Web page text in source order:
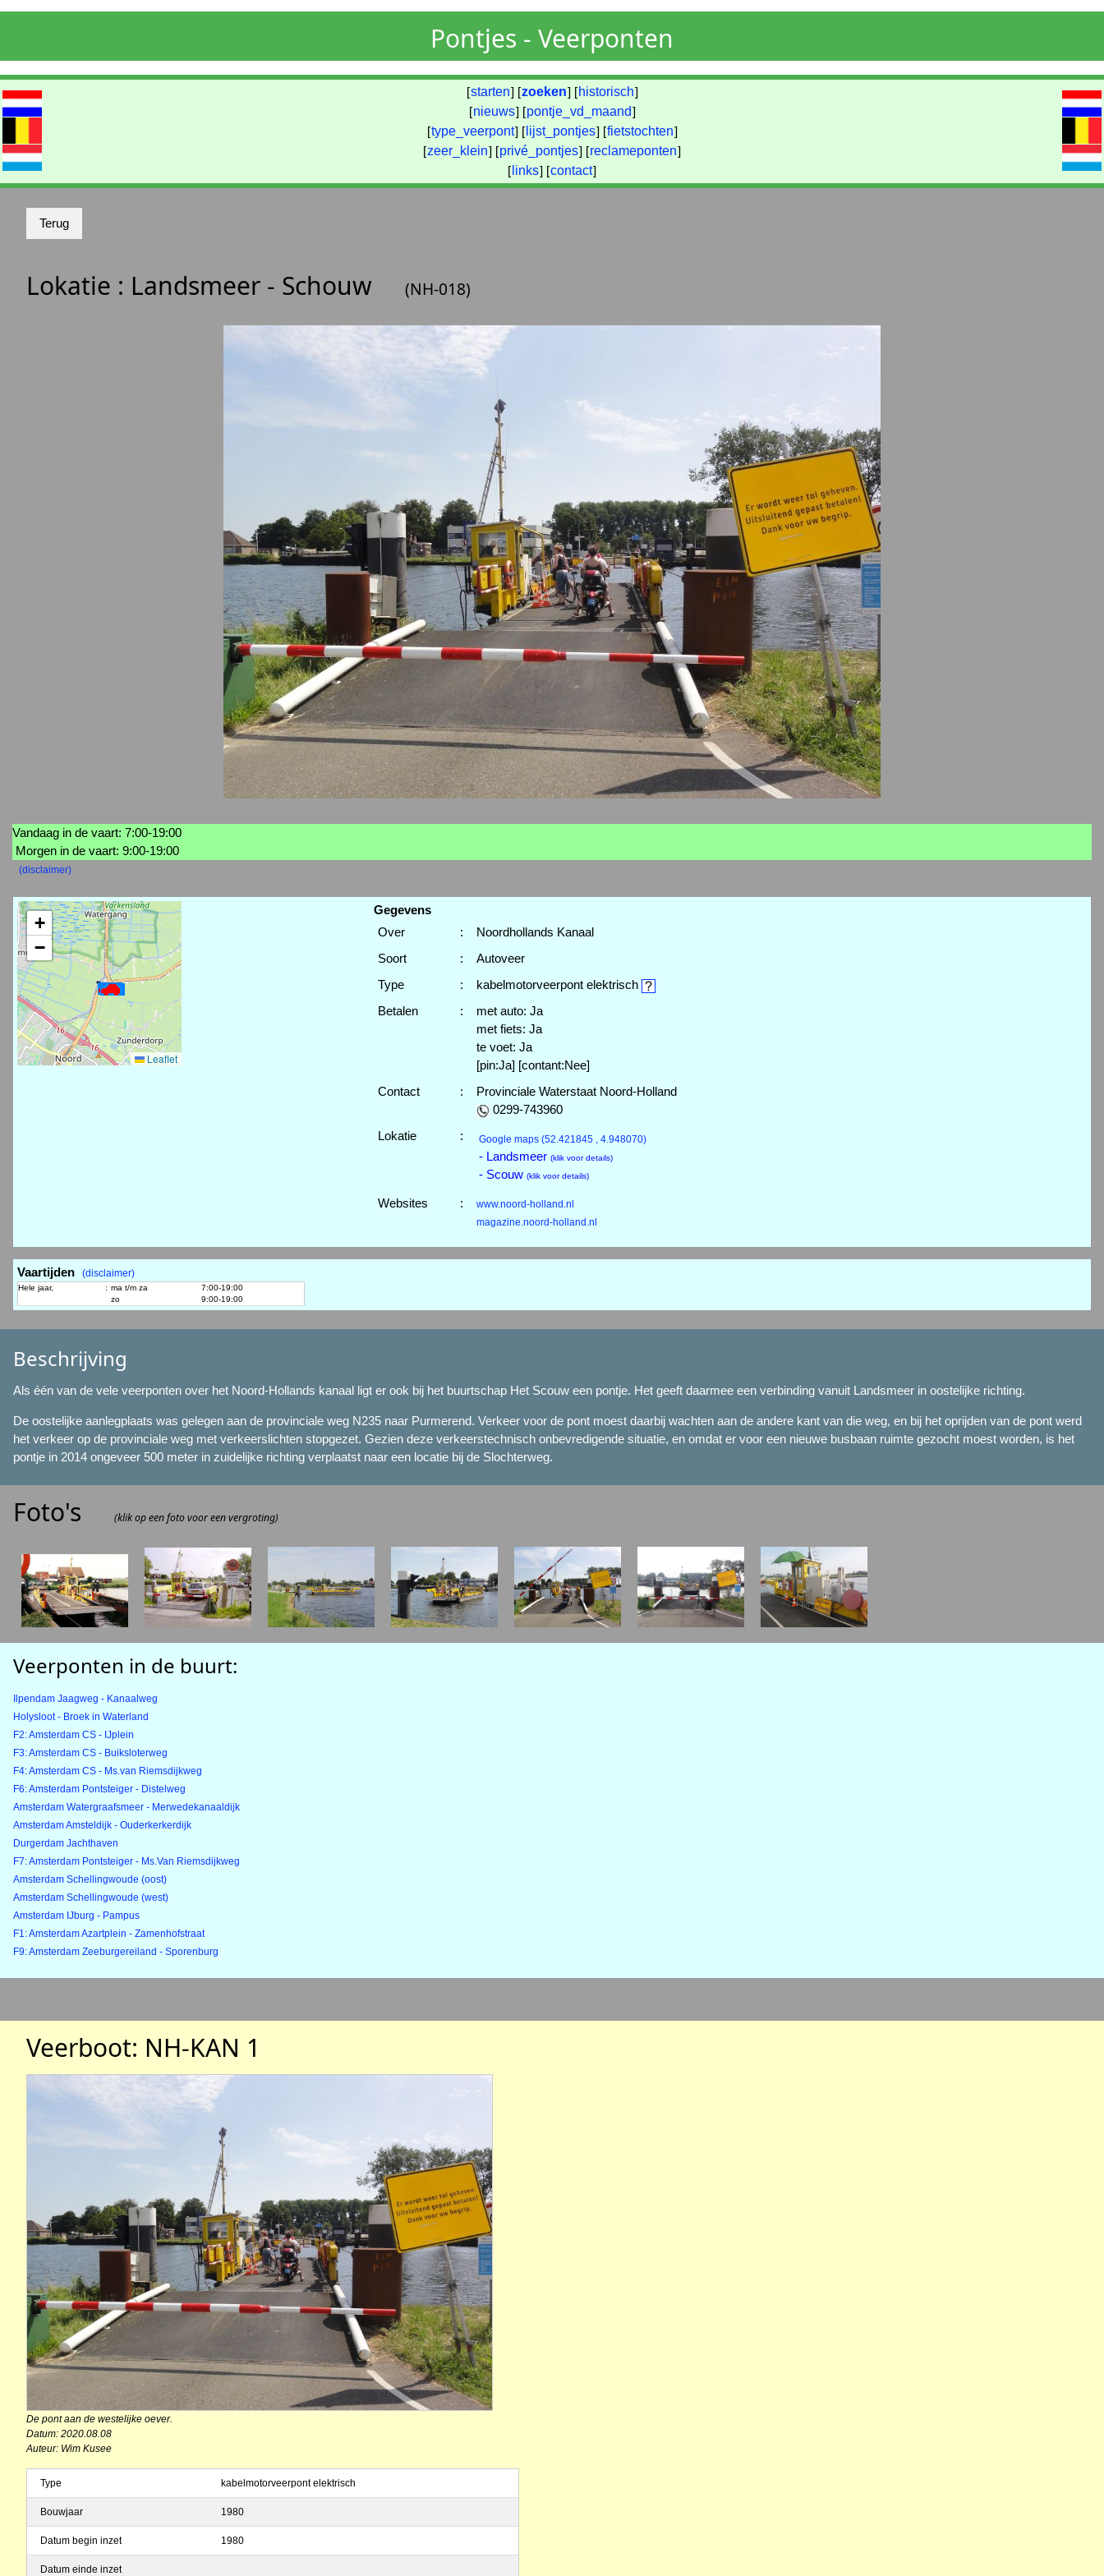
Pontjes - Veerponten
[starten] [zoeken] [ historisch]
[nieuws] [pontje_vd_maand]
[type_veerpont] [ lijst_pontjes] [fietstochten]
[zeer_klein] [privé_pontjes] [reclameponten]
[ links] [contact]
Lokatie : Landsmeer - Schouw (NH-018)
Vandaag in de vaart: 7:00-19:00
Morgen in de vaart: 9:00-19:00
(disclaimer)
+
−
Leaflet
Gegevens
Over
:
Noordhollands Kanaal
Soort
:
Autoveer
Type
:
kabelmotorveerpont elektrisch
Betalen
:
met auto: Ja
met fiets: Ja
te voet: Ja
[pin:Ja] [contant:Nee]
Contact
:
Provinciale Waterstaat Noord-Holland
0299-743960
Lokatie
: Google maps (52.421845 , 4.948070)
- Landsmeer (klik voor details)
- Scouw (klik voor details)
Websites :
www.noord-holland.nl
magazine.noord-holland.nl
Vaartijden (disclaimer)
Hele jaar, : ma t/m za
zo
7:00-19:00
9:00-19:00
Beschrijving
Als één van de vele veerponten over het Noord-Hollands kanaal ligt er ook bij het buurtschap Het Scouw een pontje. Het geeft daarmee een verbinding vanuit Landsmeer in oostelijke richting.
De oostelijke aanlegplaats was gelegen aan de provinciale weg N235 naar Purmerend. Verkeer voor de pont moest daarbij wachten aan de andere kant van die weg, en bij het oprijden van de pont werd
het verkeer op de provinciale weg met verkeerslichten stopgezet. Gezien deze verkeerstechnisch onbevredigende situatie, en omdat er voor een nieuwe busbaan ruimte gezocht moest worden, is het
pontje in 2014 ongeveer 500 meter in zuidelijke richting verplaatst naar een locatie bij de Slochterweg.
Foto's (klik op een foto voor een vergroting)
Veerponten in de buurt:
Ilpendam Jaagweg - Kanaalweg
Holysloot - Broek in Waterland
F2: Amsterdam CS - IJplein
F3: Amsterdam CS - Buiksloterweg
F4: Amsterdam CS - Ms.van Riemsdijkweg
F6: Amsterdam Pontsteiger - Distelweg
Amsterdam Watergraafsmeer - Merwedekanaaldijk
Amsterdam Amsteldijk - Ouderkerkerdijk
Durgerdam Jachthaven
F7: Amsterdam Pontsteiger - Ms.Van Riemsdijkweg
Amsterdam Schellingwoude (oost)
Amsterdam Schellingwoude (west)
Amsterdam IJburg - Pampus
F1: Amsterdam Azartplein - Zamenhofstraat
F9: Amsterdam Zeeburgereiland - Sporenburg
Veerboot: NH-KAN 1
De pont aan de westelijke oever.
Datum: 2020.08.08
Auteur: Wim Kusee
Type kabelmotorveerpont elektrisch
Bouwjaar 1980
Datum begin inzet 1980
Datum einde inzet